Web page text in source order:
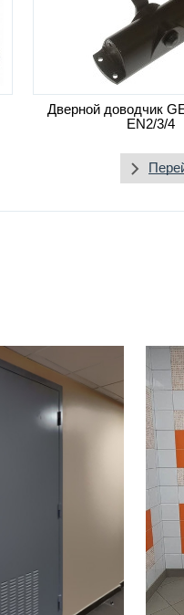
Дверной доводчик
EN2/3/4